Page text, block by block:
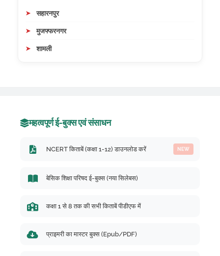
सहारनपुर
मुजफ्फरनगर
शामली
महत्वपूर्ण ई-बुक्स एवं संसाधन
NCERT किताबें (कक्षा 1-12) डाउनलोड करें NEW
बेसिक शिक्षा परिषद ई-बुक्स (नया सिलेबस)
कक्षा 1 से 8 तक की सभी किताबें पीडीएफ में
प्राइमरी का मास्टर बुक्स (Epub/PDF)